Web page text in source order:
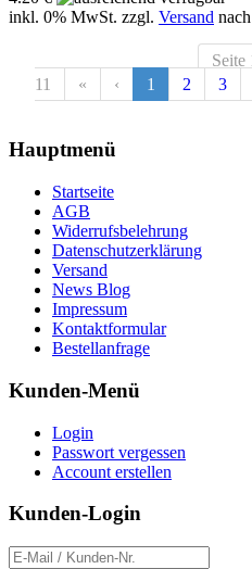
inkl. 0% MwSt. zzgl. Versand nach
Seite
11
« ‹ 1 2 3
Hauptmenü
Startseite
AGB
Widerrufsbelehrung
Datenschutzerklärung
Versand
News Blog
Impressum
Kontaktformular
Bestellanfrage
Kunden-Menü
Login
Passwort vergessen
Account erstellen
Kunden-Login